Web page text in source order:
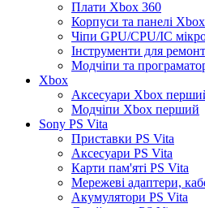
Плати Xbox 360
Корпуси та панелі
Чіпи GPU/CPU/IC
Інструменти для
Модчіпи та
Xbox
Аксесуари Xbox
Модчіпи Xbox перший
Sony PS Vita
Приставки PS Vita
Аксесуари PS Vita
Карти пам'яті PS Vita
Мережеві адаптери,
Акумулятори PS Vita